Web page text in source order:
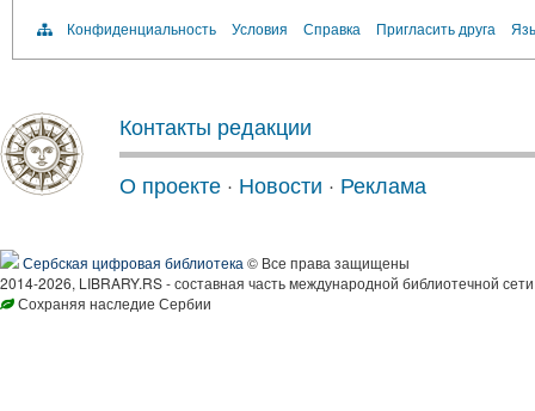
Конфиденциальность Условия Справка Пригласить друга
Контакты редакции
О проекте · Новости · Реклама
Сербская цифровая библиотека © Все права защищены
2014-2026, LIBRARY.RS - составная часть международной библиотечной
Сохраняя наследие Сербии